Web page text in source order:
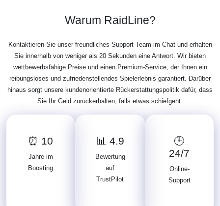
Warum RaidLine?
Kontaktieren Sie unser freundliches Support-Team im Chat und erhalten
Sie innerhalb von weniger als 20 Sekunden eine Antwort. Wir bieten
wettbewerbsfähige Preise und einen Premium-Service, der Ihnen ein
reibungsloses und zufriedenstellendes Spielerlebnis garantiert. Darüber
hinaus sorgt unsere kundenorientierte Rückerstattungspolitik dafür, dass
Sie Ihr Geld zurückerhalten, falls etwas schiefgeht.
⏰ 10
Jahre im
Boosting
📊 4.9
Bewertung
auf
TrustPilot
🕒
24/7
Online-
Support